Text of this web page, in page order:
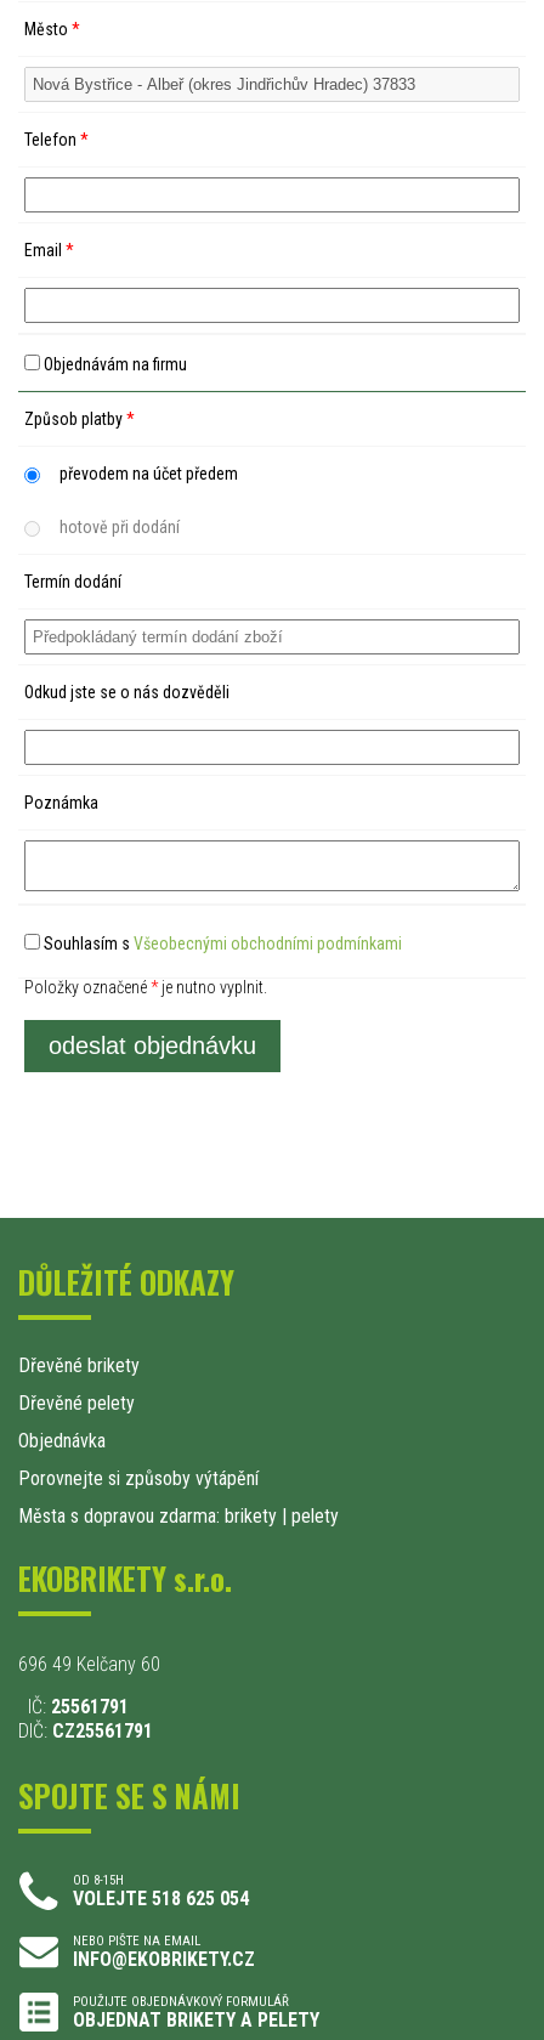
Město *
Telefon *
Email *
Objednávám na firmu
Způsob platby*
převodem na účet předem
hotově při dodání
Termín dodání
Odkud jste se o nás dozvěděli
Poznámka
Souhlasím s Všeobecnými obchodními podmínkami
Položky označené*je nutno vyplnit.
odeslat objednávku
DŮLEŽITÉ ODKAZY
Dřevěné brikety
Dřevěné pelety
Objednávka
Porovnejte si způsoby výtápění
Města s dopravou zdarma: brikety | pelety
EKOBRIKETY s.r.o.
696 49 Kelčany 60
IČ: 25561791
DIČ: CZ25561791
SPOJTE SE S NÁMI
OD 8-15H
VOLEJTE 518 625 054
NEBO PIŠTE NA EMAIL
INFO@EKOBRIKETY.CZ
POUŽIJTE OBJEDNÁVKOVÝ FORMULÁŘ
OBJEDNAT BRIKETY A PELETY